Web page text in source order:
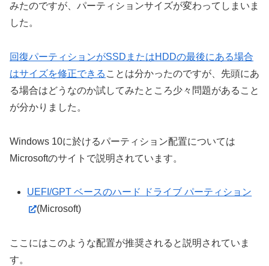
みたのですが、パーティションサイズが変わってしまいま
した。
回復パーティションがSSDまたはHDDの最後にある場合
はサイズを修正できる ことは分かったのですが、先頭にあ
る場合はどうなのか試してみたところ少々問題があること
が分かりました。
Windows 10に於けるパーティション配置については
Microsoftのサイトで説明されています。
UEFI/GPT ベースのハード ドライブ パーティション
(Microsoft)
ここにはこのような配置が推奨されると説明されていま
す。